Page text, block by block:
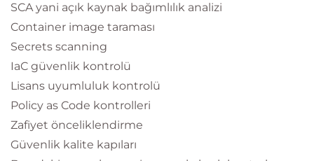
SCA yani açık kaynak bağımlılık analizi
Container image taraması
Secrets scanning
IaC güvenlik kontrolü
Lisans uyumluluk kontrolü
Policy as Code kontrolleri
Zafiyet önceliklendirme
Güvenlik kalite kapıları